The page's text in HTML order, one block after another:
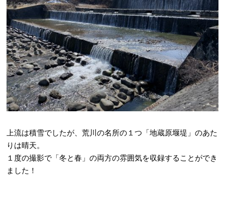
上流は積雪でしたが、荒川の名所の１つ「地蔵原堰堤」のあた
りは晴天。
１度の撮影で「冬と春」の両方の雰囲気を収録することができ
ました！